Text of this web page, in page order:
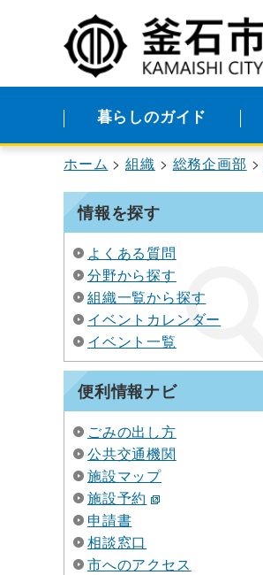
暮らしのガイド
ホーム 組織 総務企画部
情報を探す
よくある質問
分野から探す
組織一覧から探す
イベントカレンダー
イベント一覧
便利情報ナビ
ごみの出し方
公共交通機関
施設マップ
施設予約
申請書
相談窓口
市へのアクセス